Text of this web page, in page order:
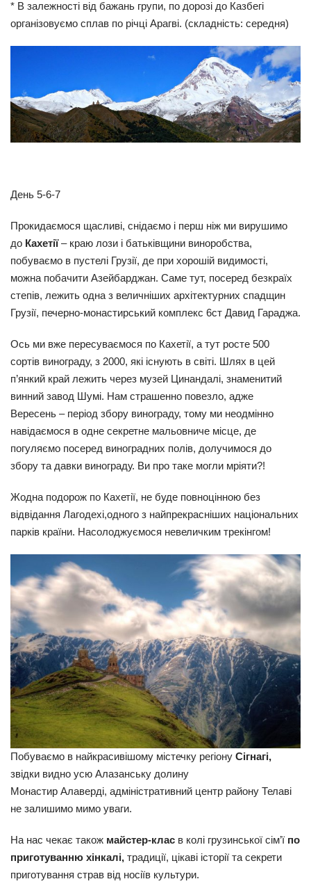
* В залежності від бажань групи, по дорозі до Казбегі
організовуємо сплав по річці Арагві. (складність: середня)
День 5-6-7
Прокидаємося щасливі, снідаємо і перш ніж ми вирушимо
до Кахетії– краю лози і батьківщини виноробства,
побуваємо в пустелі Грузії, де при хорошій видимості,
можна побачити Азейбарджан. Саме тут, посеред безкраїх
степів, лежить одна з величніших архітектурних спадщин
Грузії, печерно-монастирський комплекс 6ст Давид Гараджа.
Ось ми вже пересуваємося по Кахетії, а тут росте 500
сортів винограду, з 2000, які існують в світі. Шлях в цей
п’янкий край лежить через музей Цинандалі, знаменитий
винний завод Шумі. Нам страшенно повезло, адже
Вересень – період збору винограду, тому ми неодмінно
навідаємося в одне секретне мальовниче місце, де
погуляємо посеред виноградних полів, долучимося до
збору та давки винограду. Ви про таке могли мріяти?!
Жодна подорож по Кахетії, не буде повноцінною без
відвідання Лагодехі,одного з найпрекрасніших національних
парків країни. Насолоджуємося невеличким трекінгом!
Побуваємо в найкрасивішому містечку регіону Сігнагі,
звідки видно усю Алазанську долину
Монастир Алаверді, адміністративний центр району Телаві
не залишимо мимо уваги.
На нас чекає також майстер-клас в колі грузинської сім’ї по
приготуванню хінкалі, традиції, цікаві історії та секрети
приготування страв від носіїв культури.